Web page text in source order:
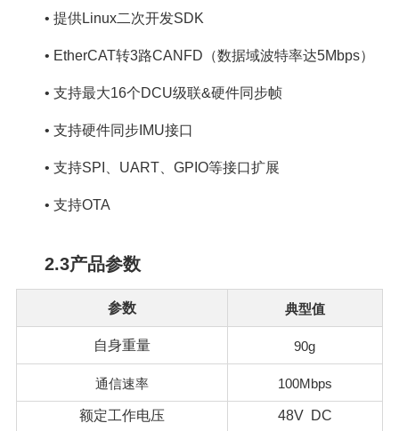
• 提供Linux二次开发SDK
• EtherCAT转3路CANFD（数据域波特率达5Mbps）
• 支持最大16个DCU级联&硬件同步帧
• 支持硬件同步IMU接口
• 支持SPI、UART、GPIO等接口扩展
• 支持OTA
2.3产品参数
参数 典型值
自身重量 90g
通信速率 100Mbps
额定工作电压 48V DC